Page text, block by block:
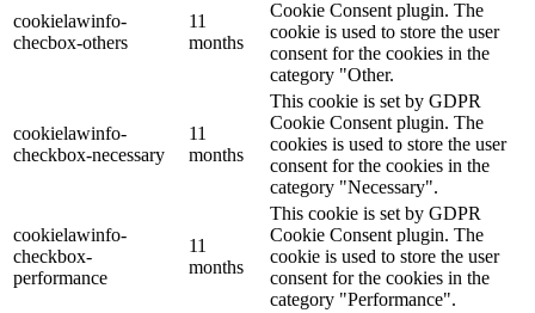
cookielawinfo-
checbox-others
11
months
Cookie Consent plugin. The
cookie is used to store the user
consent for the cookies in the
category "Other.
cookielawinfo-
checkbox-necessary
11
months
This cookie is set by GDPR
Cookie Consent plugin. The
cookies is used to store the user
consent for the cookies in the
category "Necessary".
cookielawinfo-
checkbox-
performance
11
months
This cookie is set by GDPR
Cookie Consent plugin. The
cookie is used to store the user
consent for the cookies in the
category "Performance".